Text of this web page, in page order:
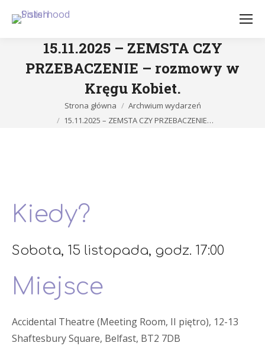
15.11.2025 – ZEMSTA CZY
PRZEBACZENIE – rozmowy w
Kręgu Kobiet.
Strona główna
Archwium wydarzeń
15.11.2025 – ZEMSTA CZY PRZEBACZENIE…
Kiedy?
Sobota, 15 listopada, godz. 17:00
Miejsce
Accidental Theatre (Meeting Room, II piętro), 12-13
Shaftesbury Square, Belfast, BT2 7DB